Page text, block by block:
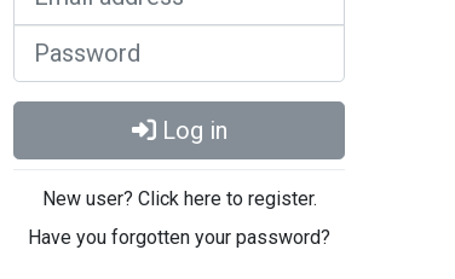
Log in
New user? Click here to register.
Have you forgotten your password?